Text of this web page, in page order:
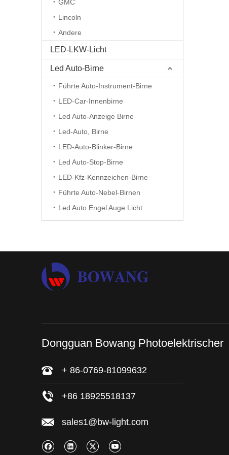
GMC
Lincoln
Andere
LED-LKW-Licht
Led Auto-Birne
Führte Auto-Instrument-Birne
LED-Car-Innenbirne
Led Auto-Anzeige Birne
Led-Auto, Birne
LED-Auto-Blinker-Birne
Led Auto-Stop-Birne
LED-Kfz-Kennzeichen-Birne
Führte Auto-Nebel-Birnen
Led Auto Engel Auge Licht
Dongguan Bowang Photoelektrischer
+ 86-0769-81099632
+86 18925518137
sales1@bw-light.com